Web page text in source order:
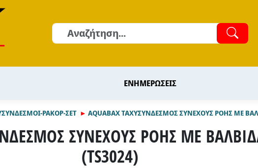
ΕΝΗΜΕΡΩΣΕΙΣ
ΡΑΚΟΡ-ΣΕΤ AQUABAX ΤΑΧΥΣΥΝΔΕΣΜΟΣ ΣΥΝΕΧΟΥΣ ΡΟΗΣ ΜΕ
ΣΥΝΕΧΟΥΣ ΡΟΗΣ ΜΕ
(TS3024)